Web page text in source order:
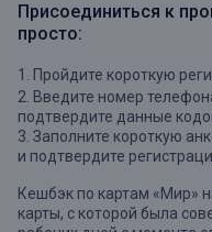
Присоединиться к
просто:
1. Пройдите короткую
2. Введите номер
подтвердите данные
3. Заполните короткую
и подтвердите
Кешбэк по картам «Мир»
карты, с которой была